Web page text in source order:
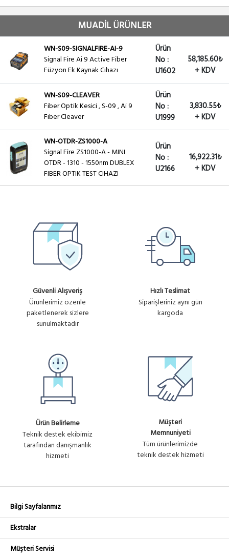
MUADİL ÜRÜNLER
WN-S09-SIGNALFIRE-AI-9
Signal Fire Ai 9 Active Fiber
Füzyon Ek Kaynak Cıhazı
Ürün
No :
U1602
58,185.60₺
+ KDV
WN-S09-CLEAVER
Fiber Optik Kesici , S-09 , Ai 9
Fiber Cleaver
Ürün
No :
U1999
3,830.55₺
+ KDV
WN-OTDR-ZS1000-A
Signal Fire ZS1000-A - MINI
OTDR - 1310 - 1550nm DUBLEX
FIBER OPTIK TEST CIHAZI
Ürün
No :
U2166
16,922.31₺
+ KDV
Güvenli Alışveriş
Ürünlerimiz özenle
paketlenerek sizlere
sunulmaktadır
Hızlı Teslimat
Siparişleriniz aynı gün
kargoda
Ürün Belirleme
Teknik destek ekibimiz
tarafından danışmanlık
hizmeti
Müşteri
Memnuniyeti
Tüm ürünlerimizde
teknik destek hizmeti
Bilgi Sayfalarımız
Ekstralar
Müşteri Servisi